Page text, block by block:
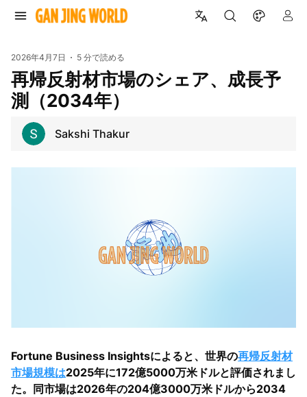
2026年4月7日 5 分で読める
再帰反射材市場のシェア、成長予
測（2034年）
Sakshi Thakur
Fortune Business Insightsによると、世界の再帰反射材
市場規模は2025年に172億5000万米ドルと評価されまし
た。同市場は2026年の204億3000万米ドルから2034